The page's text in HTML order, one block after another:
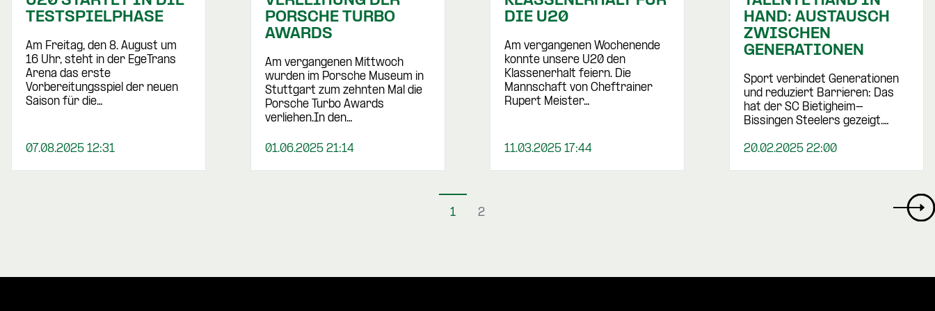
TESTSPIELPHASE
Am Freitag, den 8. August um
16 Uhr, steht in der EgeTrans
Arena das erste
Vorbereitungsspiel der neuen
Saison für die…
07.08.2025 12:31
PORSCHE TURBO
AWARDS
Am vergangenen Mittwoch
wurden im Porsche Museum in
Stuttgart zum zehnten Mal die
Porsche Turbo Awards
verliehen.In den…
01.06.2025 21:14
DIE U20
Am vergangenen Wochenende
konnte unsere U20 den
Klassenerhalt feiern. Die
Mannschaft von Cheftrainer
Rupert Meister…
11.03.2025 17:44
HAND: AUSTAUSCH
ZWISCHEN
GENERATIONEN
Sport verbindet Generationen
und reduziert Barrieren: Das
hat der SC Bietigheim-
Bissingen Steelers gezeigt.…
20.02.2025 22:00
1 2